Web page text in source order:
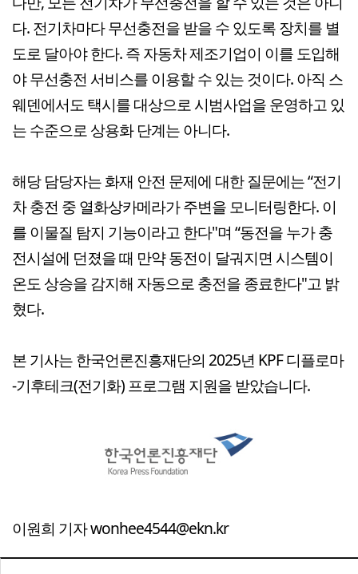
다. 전기차마다 무선충전을 받을 수 있도록 장치를 별
도로 달아야 한다. 즉 자동차 제조기업이 이를 도입해
야 무선충전 서비스를 이용할 수 있는 것이다. 아직 스
웨덴에서도 택시를 대상으로 시범사업을 운영하고 있
는 수준으로 상용화 단계는 아니다.
해당 담당자는 화재 안전 문제에 대한 질문에는 “전기
차 충전 중 열화상카메라가 주변을 모니터링한다. 이
를 이물질 탐지 기능이라고 한다"며 “동전을 누가 충
전시설에 던졌을 때 만약 동전이 달궈지면 시스템이
온도 상승을 감지해 자동으로 충전을 종료한다"고 밝
혔다.
본 기사는 한국언론진흥재단의 2025년 KPF 디플로마
-기후테크(전기화) 프로그램 지원을 받았습니다.
이원희 기자 wonhee4544@ekn.kr